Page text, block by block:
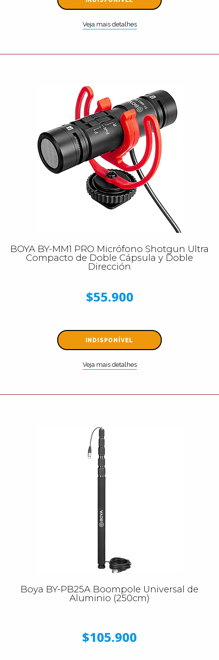
Veja mais detalhes
BOYA BY-MM1 PRO Micrófono Shotgun Ultra
Compacto de Doble Cápsula y Doble
Dirección
$55.900
INDISPONÍVEL
Veja mais detalhes
Boya BY-PB25A Boompole Universal de
Aluminio (250cm)
$105.900